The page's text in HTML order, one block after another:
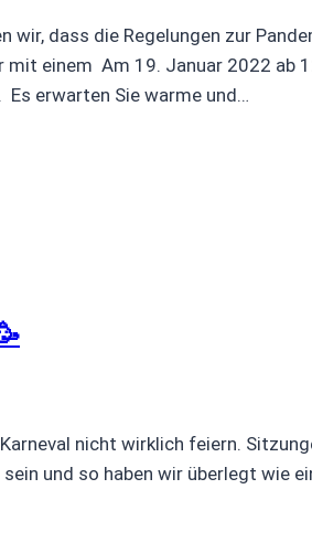
wir, dass die Regelungen zur
mit einem Am 19. Januar 2022
erwarten Sie warme und…
nicht wirklich feiern.
und so haben wir überlegt wie